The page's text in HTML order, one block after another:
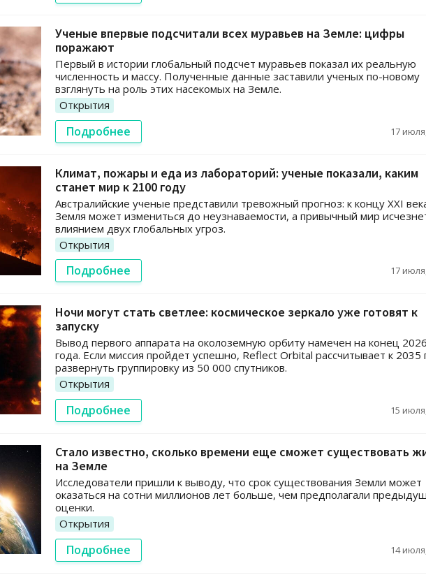
Ученые впервые подсчитали всех муравьев на Земле: цифры
поражают
Первый в истории глобальный подсчет муравьев показал их реальную
численность и массу. Полученные данные заставили ученых по-новому
взглянуть на роль этих насекомых на Земле.
Открытия
Подробнее 17
Климат, пожары и еда из лабораторий: ученые показали, каким
станет мир к 2100 году
Австралийские ученые представили тревожный прогноз: к концу XXI
Земля может измениться до неузнаваемости, а привычный мир
влиянием двух глобальных угроз.
Открытия
Подробнее 17
Ночи могут стать светлее: космическое зеркало уже готовят к
запуску
Вывод первого аппарата на околоземную орбиту намечен на конец 2026
года. Если миссия пройдет успешно, Reflect Orbital рассчитывает к 2035
развернуть группировку из 50 000 спутников.
Открытия
Подробнее 15
Стало известно, сколько времени еще сможет существовать
на Земле
Исследователи пришли к выводу, что срок существования Земли может
оказаться на сотни миллионов лет больше, чем предполагали
оценки.
Открытия
Подробнее 14